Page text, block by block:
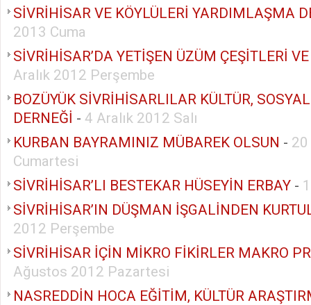
SİVRİHİSAR VE KÖYLÜLERİ YARDIMLAŞMA
2013 Cuma
SİVRİHİSAR’DA YETİŞEN ÜZÜM ÇEŞİTLERİ
Aralık 2012 Perşembe
BOZÜYÜK SİVRİHİSARLILAR KÜLTÜR,
DERNEĞİ - 4 Aralık 2012 Salı
KURBAN BAYRAMINIZ MÜBAREK OLSUN -
Cumartesi
SİVRİHİSAR’LI BESTEKAR HÜSEYİN ERBAY -
SİVRİHİSAR’IN DÜŞMAN İŞGALİNDEN
2012 Perşembe
SİVRİHİSAR İÇİN MİKRO FİKİRLER MAKRO
Ağustos 2012 Pazartesi
NASREDDİN HOCA EĞİTİM, KÜLTÜR